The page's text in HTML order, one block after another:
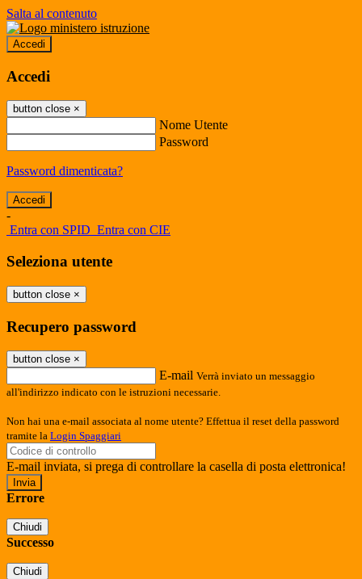
Salta al contenuto
Accedi
Accedi
button close ×
Nome Utente
Password
Password dimenticata?
-
Entra con SPID Entra con CIE
Seleziona utente
button close ×
Recupero password
button close ×
E-mail Verrà inviato un messaggio
all'indirizzo indicato con le istruzioni necessarie.
Non hai una e-mail associata al nome utente? Effettua il reset della password
tramite la Login Spaggiari
E-mail inviata, si prega di controllare la casella di posta elettronica!
Errore
Chiudi
Successo
Chiudi